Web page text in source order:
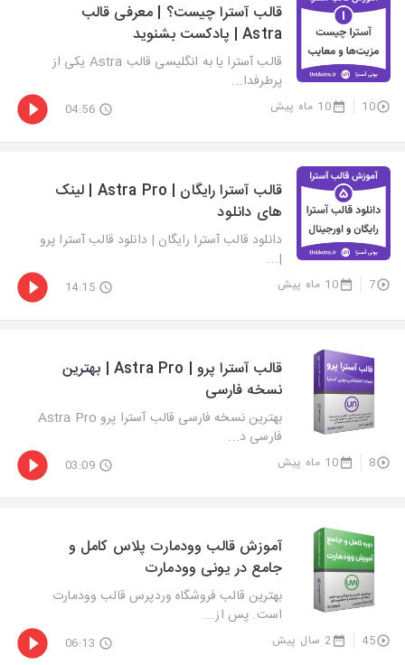
قالب آسترا چیست؟ | معرفی قالب
Astra | پادکست بشنوید
قالب آسترا یا به انگلیسی قالب Astra یکی از
پرطرفدا...
10 10 ماه پیش 04:56
قالب آسترا رایگان | Astra Pro | لینک
های دانلود
دانلود قالب آسترا رایگان | دانلود قالب آسترا پرو
|...
7 10 ماه پیش 14:15
قالب آسترا پرو | Astra Pro | بهترین
نسخه فارسی
بهترین نسخه فارسی قالب آسترا پرو Astra Pro
فارسی د...
8 10 ماه پیش 03:09
آموزش قالب وودمارت پلاس کامل و
جامع در یونی وودمارت
بهترین قالب فروشگاه وردپرس قالب وودمارت
است. پس از...
45 2 سال پیش 06:13